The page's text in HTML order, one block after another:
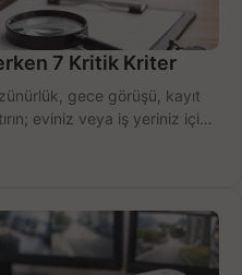
7 Kritik Kriter
gece görüşü, kayıt
eviniz veya iş yeriniz için